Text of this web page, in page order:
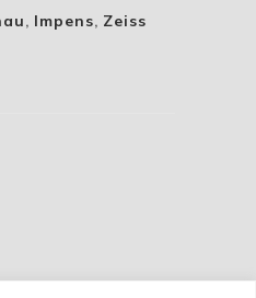
, Impens, Zeiss